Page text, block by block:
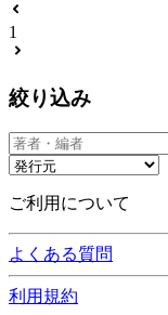
1
絞り込み
ご利用について
よくある質問
利用規約